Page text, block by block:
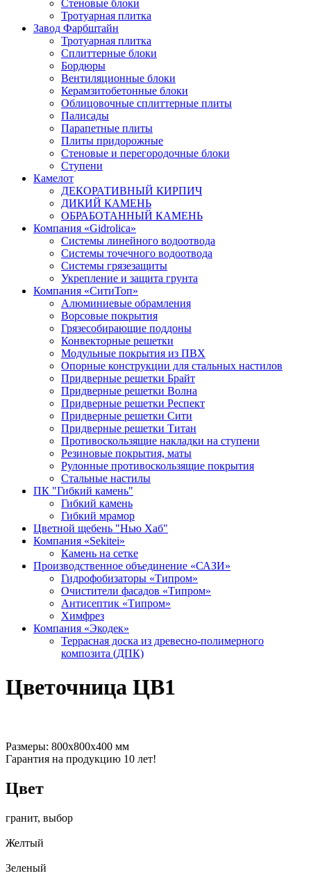
Стеновые блоки
Тротуарная плитка
Завод Фарбштайн
Тротуарная плитка
Cплиттерные блоки
Бордюры
Вентиляционные блоки
Керамзитобетонные блоки
Облицовочные сплиттерные плиты
Палисады
Парапетные плиты
Плиты придорожные
Стеновые и перегородочные блоки
Ступени
Камелот
ДЕКОРАТИВНЫЙ КИРПИЧ
ДИКИЙ КАМЕНЬ
ОБРАБОТАННЫЙ КАМЕНЬ
Компания «Gidrolica»
Системы линейного водоотвода
Системы точечного водоотвода
Системы грязезащиты
Укрепление и защита грунта
Компания «СитиТоп»
Алюминиевые обрамления
Ворсовые покрытия
Грязесобирающие поддоны
Конвекторные решетки
Модульные покрытия из ПВХ
Опорные конструкции для стальных настилов
Придверные решетки Брайт
Придверные решетки Волна
Придверные решетки Респект
Придверные решетки Сити
Придверные решетки Титан
Противоскользящие накладки на ступени
Резиновые покрытия, маты
Рулонные противоскользящие покрытия
Стальные настилы
ПК "Гибкий камень"
Гибкий камень
Гибкий мрамор
Цветной щебень "Нью Хаб"
Компания «Sekitei»
Камень на сетке
Производственное объединение «САЗИ»
Гидрофобизаторы «Типром»
Очистители фасадов «Типром»
Антисептик «Типром»
Химфрез
Компания «Экодек»
Террасная доска из древесно-полимерного
композита (ДПК)
Цветочница ЦВ1
Размеры: 800х800х400 мм
Гарантия на продукцию 10 лет!
Цвет
гранит, выбор
Желтый
Зеленый